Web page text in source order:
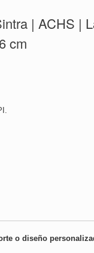
| ACHS |
cm
o diseño